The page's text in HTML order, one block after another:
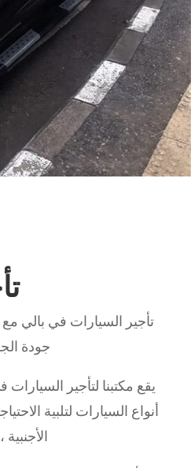
جودة
يقع مكتبنا لتأجير
أنواع السيارات لتلبية